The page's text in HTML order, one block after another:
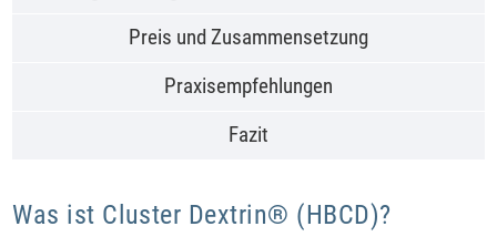
Preis und Zusammensetzung
Praxisempfehlungen
Fazit
Was ist Cluster Dextrin® (HBCD)?